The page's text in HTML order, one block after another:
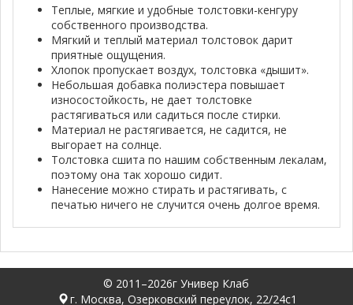
Теплые, мягкие и удобные толстовки-кенгуру
собственного производства.
Мягкий и теплый материал толстовок дарит
приятные ощущения.
Хлопок пропускает воздух, толстовка «дышит».
Небольшая добавка полиэстера повышает
износостойкость, не дает толстовке
растягиваться или садиться после стирки.
Материал не растягивается, не садится, не
выгорает на солнце.
Толстовка сшита по нашим собственным лекалам,
поэтому она так хорошо сидит.
Нанесение можно стирать и растягивать, с
печатью ничего не случится очень долгое время.
© 2011–2026г Универ Клаб
г. Москва, Озерковский переулок, 22/24с1